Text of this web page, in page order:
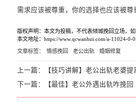
需求应该被尊重，你的选择也应该被尊
版权声明：本文为投稿，不代表倾城挽回立场，如
本文地址：https://www.qcwanhui.com/a-11024-0-
文章标签： 情感挽回 老公出轨 婚姻修复
上一篇：
【技巧讲解】老公出轨老婆提
下一篇：
【最佳】老公外遇出轨咋挽回